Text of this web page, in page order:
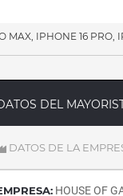
IPHONE 16 PRO,
DEL
DATOS DE LA
HOUSE OF